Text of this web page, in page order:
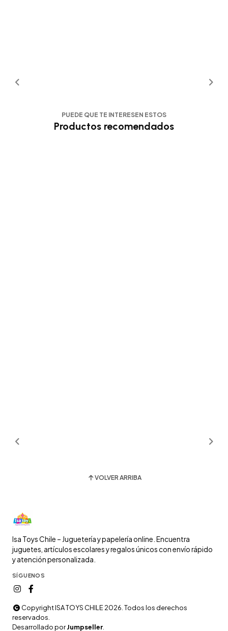
PUEDE QUE TE INTERESEN ESTOS
Productos recomendados
VOLVER ARRIBA
Isa Toys Chile – Juguetería y papelería online. Encuentra
juguetes, artículos escolares y regalos únicos con envío rápido
y atención personalizada.
SÍGUENOS
Copyright ISA TOYS CHILE 2026. Todos los derechos
reservados.
Desarrollado porJumpseller